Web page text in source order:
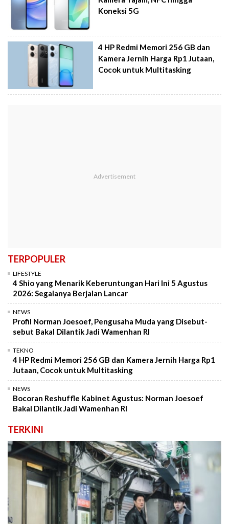
Koneksi 5G
4 HP Redmi Memori 256 GB dan
Kamera Jernih Harga Rp1 Jutaan,
Cocok untuk Multitasking
TERPOPULER
LIFESTYLE
4 Shio yang Menarik Keberuntungan Hari Ini 5 Agustus
2026: Segalanya Berjalan Lancar
NEWS
Profil Norman Joesoef, Pengusaha Muda yang Disebut-
sebut Bakal Dilantik Jadi Wamenhan RI
TEKNO
4 HP Redmi Memori 256 GB dan Kamera Jernih Harga Rp1
Jutaan, Cocok untuk Multitasking
NEWS
Bocoran Reshuffle Kabinet Agustus: Norman Joesoef
Bakal Dilantik Jadi Wamenhan RI
TERKINI